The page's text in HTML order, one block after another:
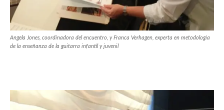
Angela Jones, coordinadora del encuentro, y Franca Verhagen, experta en metodología
de la enseñanza de la guitarra infantil y juvenil